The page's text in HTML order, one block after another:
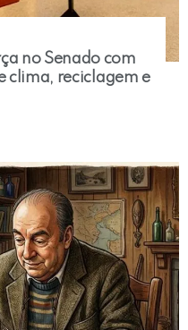
no Senado com
clima, reciclagem e